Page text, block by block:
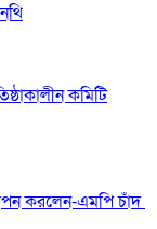
কমিটি
করলেন-এমপি চাঁদ